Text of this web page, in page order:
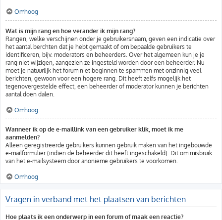
Omhoog
Wat is mijn rang en hoe verander ik mijn rang?
Rangen, welke verschijnen onder je gebruikersnaam, geven een indicatie over
het aantal berchten dat je hebt gemaakt of om bepaalde gebruikers te
identificeren, bijv. moderators en beheerders. Over het algemeen kun je je
rang niet wijzigen, aangezien ze ingesteld worden door een beheerder. Nu
moet je natuurlijk het forum niet beginnen te spammen met onzinnig veel
berichten, gewoon voor een hogere rang. Dit heeft zelfs mogelijk het
tegenovergestelde effect, een beheerder of moderator kunnen je berichten
aantal doen dalen.
Omhoog
Wanneer ik op de e-maillink van een gebruiker klik, moet ik me
aanmelden?
Alleen geregistreerde gebruikers kunnen gebruik maken van het ingebouwde
e-mailformulier (indien de beheerder dit heeft ingeschakeld). Dit om misbruik
van het e-mailsysteem door anonieme gebruikers te voorkomen.
Omhoog
Vragen in verband met het plaatsen van berichten
Hoe plaats ik een onderwerp in een forum of maak een reactie?